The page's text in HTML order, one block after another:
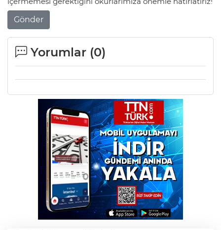
Gönder
Yorumlar (0)